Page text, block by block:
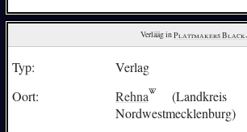
Verlääg in Plattmakers Black
Typ:
Verlag
Oort:
Rehna
(Landkreis
Nordwestmecklenburg)